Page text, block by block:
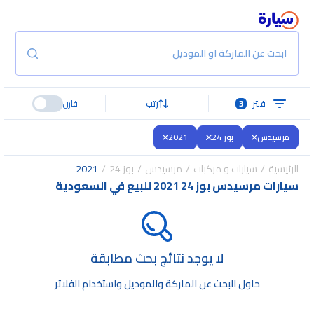
ابحث عن الماركة او الموديل
فلتر 3 رتب قارن
مرسيدس بوز 24 2021
الرئيسية سيارات و مركبات مرسيدس بوز 24 2021
سيارات مرسيدس بوز 24 2021 للبيع في السعودية
لا يوجد نتائج بحث مطابقة
حاول البحث عن الماركة والموديل واستخدام الفلاتر